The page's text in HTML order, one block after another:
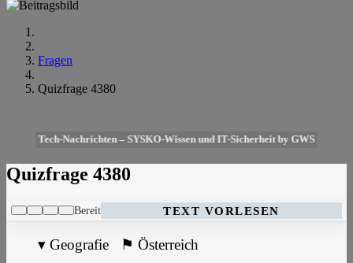
Fragen
Quizfrage 4380
Tech-Nachrichten – SYSKO-Wissen und IT-Sicherheit by GWS
Quizfrage 4380
Bereit TEXT VORLESEN
▾ Geografie ⚑ Österreich